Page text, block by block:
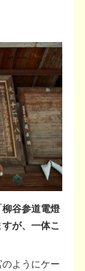
谷参道電燈
が、一体こ
ようにケー